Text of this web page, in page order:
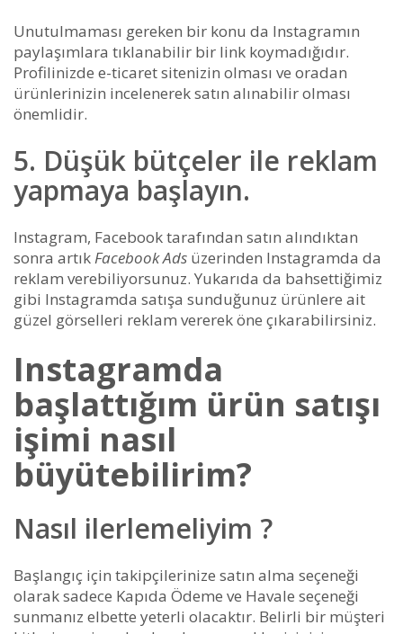
Unutulmaması gereken bir konu da Instagramın
paylaşımlara tıklanabilir bir link koymadığıdır.
Profilinizde e-ticaret sitenizin olması ve oradan
ürünlerinizin incelenerek satın alınabilir olması
önemlidir.
5. Düşük bütçeler ile reklam
yapmaya başlayın.
Instagram, Facebook tarafından satın alındıktan
sonra artıkFacebook Ads üzerinden Instagramda da
reklam verebiliyorsunuz. Yukarıda da bahsettiğimiz
gibi Instagramda satışa sunduğunuz ürünlere ait
güzel görselleri reklam vererek öne çıkarabilirsiniz.
Instagramda
başlattığım ürün satışı
işimi nasıl
büyütebilirim?
Nasıl ilerlemeliyim ?
Başlangıç için takipçilerinize satın alma seçeneği
olarak sadece Kapıda Ödeme ve Havale seçeneği
sunmanız elbette yeterli olacaktır. Belirli bir müşteri